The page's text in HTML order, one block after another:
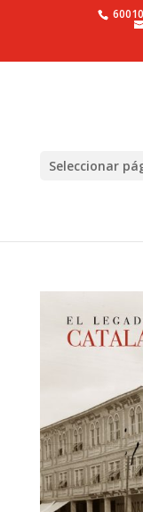
Seleccionar